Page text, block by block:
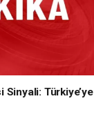
Sinyali: Türkiye’ye